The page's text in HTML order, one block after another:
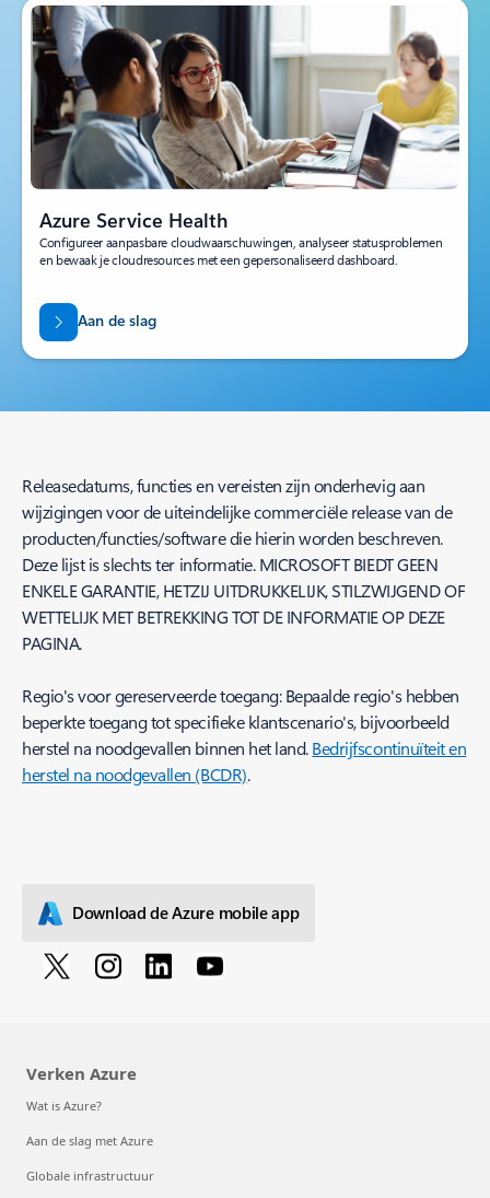
Azure Service Health
Configureer aanpasbare cloudwaarschuwingen, analyseer statusproblemen
en bewaak je cloudresources met een gepersonaliseerd dashboard.
Aan de slag
Releasedatums, functies en vereisten zijn onderhevig aan
wijzigingen voor de uiteindelijke commerciële release van de
producten/functies/software die hierin worden beschreven.
Deze lijst is slechts ter informatie. MICROSOFT BIEDT GEEN
ENKELE GARANTIE, HETZIJ UITDRUKKELIJK, STILZWIJGEND OF
WETTELIJK MET BETREKKING TOT DE INFORMATIE OP DEZE
PAGINA.
Regio's voor gereserveerde toegang: Bepaalde regio's hebben
beperkte toegang tot specifieke klantscenario's, bijvoorbeeld
herstel na noodgevallen binnen het land.Bedrijfscontinuïteit en
herstel na noodgevallen (BCDR).
Download de Azure mobile app
Verken Azure
Wat is Azure?
Aan de slag met Azure
Globale infrastructuur